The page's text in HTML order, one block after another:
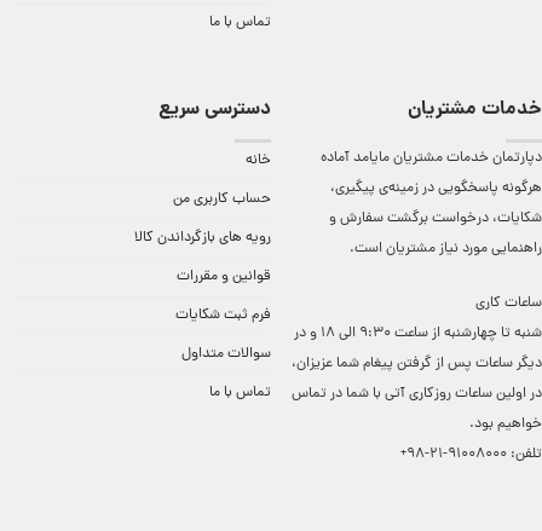
تماس با ما
خدمات مشتریان
دپارتمان خدمات مشتریان مایامد آماده
هرگونه پاسخگویی در زمینه‌ی پیگیری،
شکایات، درخواست برگشت سفارش و
راهنمایی مورد نیاز مشتریان است.
ساعات کاری
شنبه تا چهارشنبه از ساعت 9:30 الی 18 و در
دیگر ساعات ‌پس از گرفتن پیغام شما عزیزان،
در اولین ساعات روزکاری آتی با شما در تماس
خواهیم بود.
تلفن: 91008000-21-98+
دسترسی سریع
خانه
حساب کاربری من
رویه های بازگرداندن کالا
قوانین و مقررات
فرم ثبت شکایات
سوالات متداول
تماس با ما